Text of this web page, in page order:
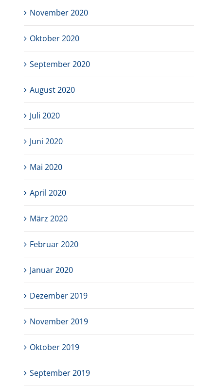
November 2020
Oktober 2020
September 2020
August 2020
Juli 2020
Juni 2020
Mai 2020
April 2020
März 2020
Februar 2020
Januar 2020
Dezember 2019
November 2019
Oktober 2019
September 2019